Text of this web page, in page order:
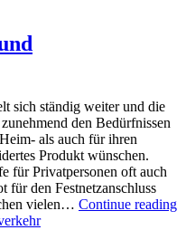
sich ständig weiter und die
den Bedürfnissen
als auch für ihren
Produkt wünschen.
für Privatpersonen oft auch
für den Festnetzanschluss
vielen… Continue reading